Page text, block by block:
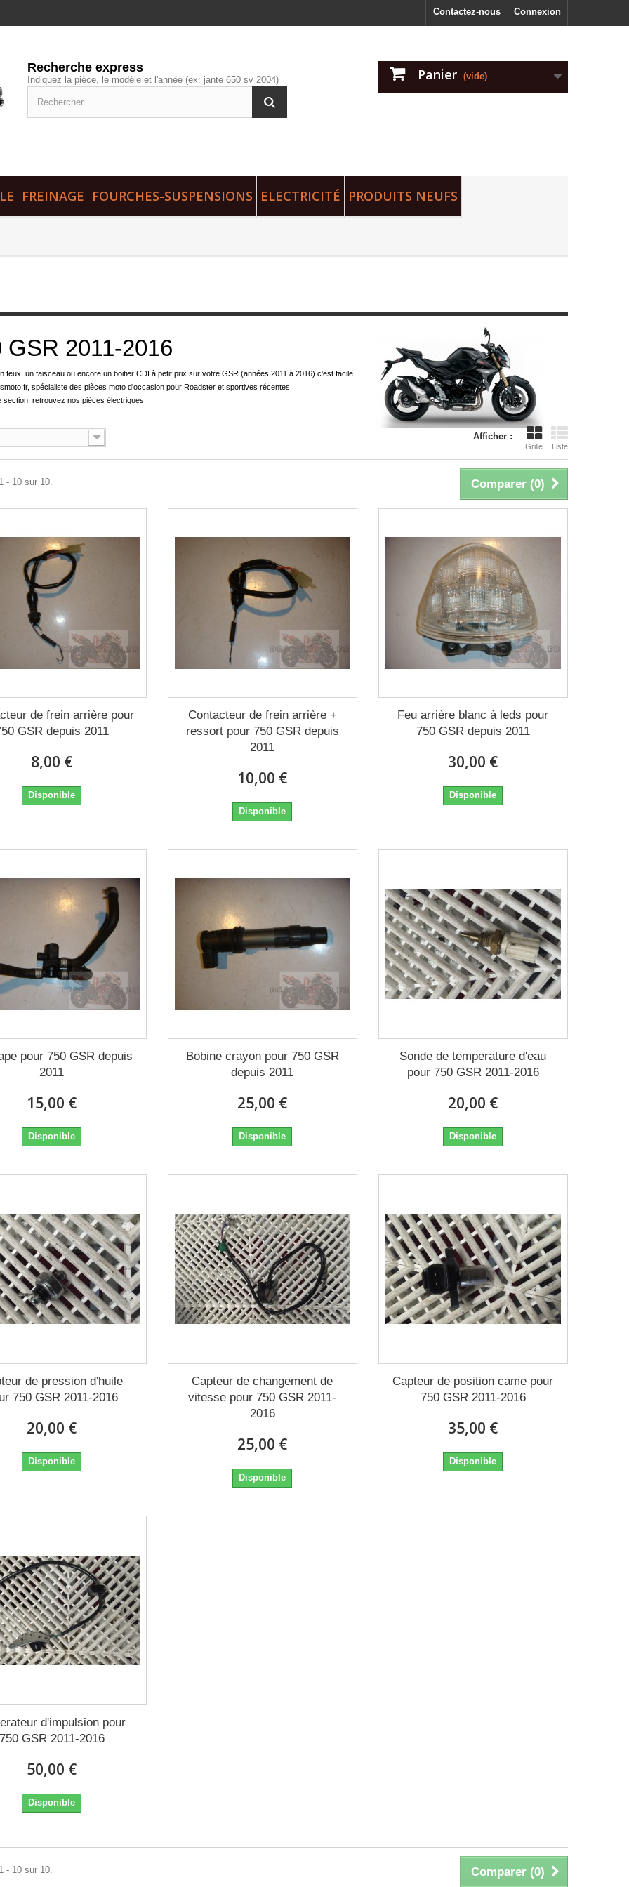
Connexion
Contactez-nous
Recherche express
Indiquez la pièce, le modèle et l'année (ex: jante 650 sv 2004) Panier (vide)
FREINAGE FOURCHES-SUSPENSIONS ELECTRICITÉ PRODUITS NEUFS
GSR 2011-2016
feux, un faisceau ou encore un boitier CDI à petit prix sur votre GSR (années 2011 à 2016) c'est facile
spécialiste des pièces moto d'occasion pour Roadster et sportives récentes.
section, retrouvez nos pièces électriques.
Afficher :
Grille Liste
Comparer (0)
- 10 sur 10.
de frein arrière pour
GSR depuis 2011
8,00 €
Disponible
Contacteur de frein arrière +
ressort pour 750 GSR depuis
2011
10,00 €
Disponible
Feu arrière blanc à leds pour
750 GSR depuis 2011
30,00 €
Disponible
pour 750 GSR depuis
2011
15,00 €
Disponible
Bobine crayon pour 750 GSR
depuis 2011
25,00 €
Disponible
Sonde de temperature d'eau
pour 750 GSR 2011-2016
20,00 €
Disponible
de pression d'huile
750 GSR 2011-2016
20,00 €
Disponible
Capteur de changement de
vitesse pour 750 GSR 2011-
2016
25,00 €
Disponible
Capteur de position came pour
750 GSR 2011-2016
35,00 €
Disponible
d'impulsion pour
GSR 2011-2016
50,00 €
Disponible
Comparer (0)
- 10 sur 10.